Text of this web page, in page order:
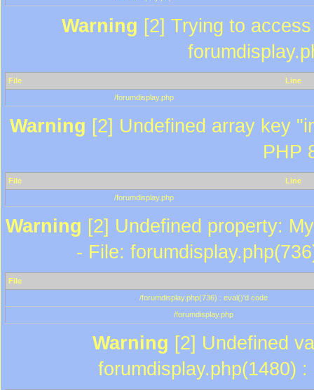
Warning [2] Trying to
File
Line
/forumdisplay.php
Warning [2] Undefined array key
PHP
File
Line
/forumdisplay.php
Warning [2] Undefined property:
- File:
File
/forumdisplay.php(736) : eval()'d code
/forumdisplay.php
Warning [2] Undefined
forumdisplay.php(1480)